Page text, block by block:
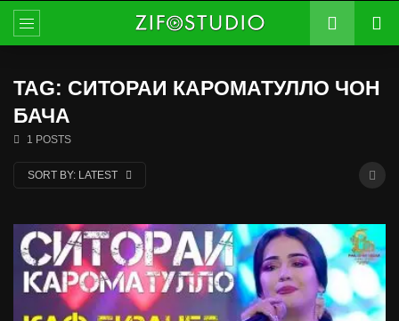
TAG: СИТОРАИ КАРОМАТУЛЛО ЧОН
БАЧА
1 POSTS
SORT BY: LATEST